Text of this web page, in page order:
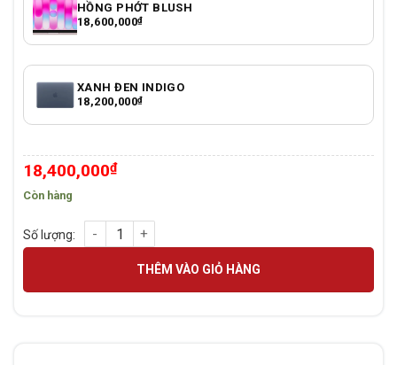
HỒNG PHỚT BLUSH
18,600,000₫
XANH ĐEN INDIGO
18,200,000₫
18,400,000₫
Còn hàng
Apple MacBook Neo 13 inch A18 Pro 8GB 256GB chính hãng
THÊM VÀO GIỎ HÀNG